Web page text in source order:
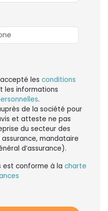
les conditions
les informations
.
de la société pour
et atteste ne pas
du secteur des
mandataire
d’assurance).
est conforme à la charte